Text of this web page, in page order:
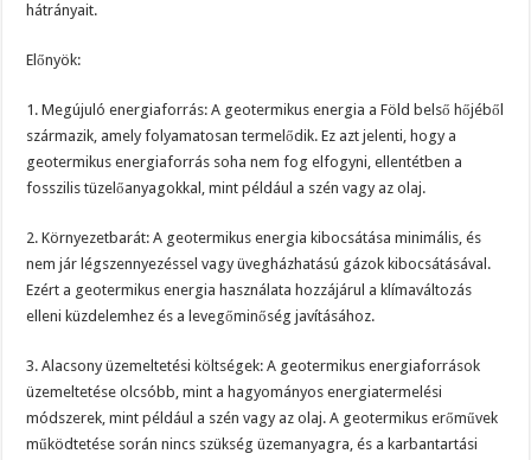
hátrányait.
Előnyök:
1. Megújuló energiaforrás: A geotermikus energia a Föld belső hőjéből
származik, amely folyamatosan termelődik. Ez azt jelenti, hogy a
geotermikus energiaforrás soha nem fog elfogyni, ellentétben a
fosszilis tüzelőanyagokkal, mint például a szén vagy az olaj.
2. Környezetbarát: A geotermikus energia kibocsátása minimális, és
nem jár légszennyezéssel vagy üvegházhatású gázok kibocsátásával.
Ezért a geotermikus energia használata hozzájárul a klímaváltozás
elleni küzdelemhez és a levegőminőség javításához.
3. Alacsony üzemeltetési költségek: A geotermikus energiaforrások
üzemeltetése olcsóbb, mint a hagyományos energiatermelési
módszerek, mint például a szén vagy az olaj. A geotermikus erőművek
működtetése során nincs szükség üzemanyagra, és a karbantartási